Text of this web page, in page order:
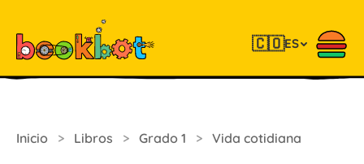
🇨🇴ES
Inicio > Libros > Grado 1 > Vida cotidiana